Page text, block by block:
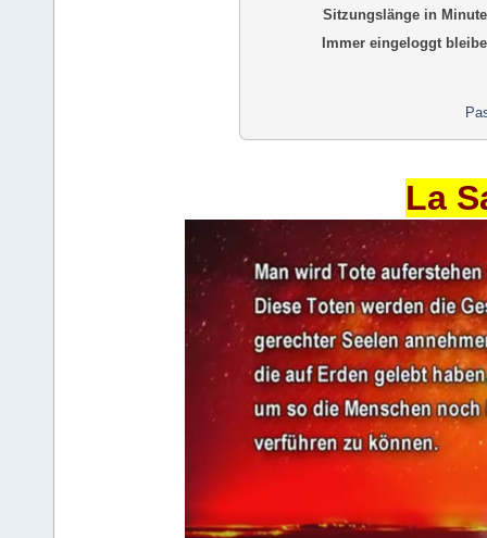
Sitzungslänge in
Immer eingeloggt
La